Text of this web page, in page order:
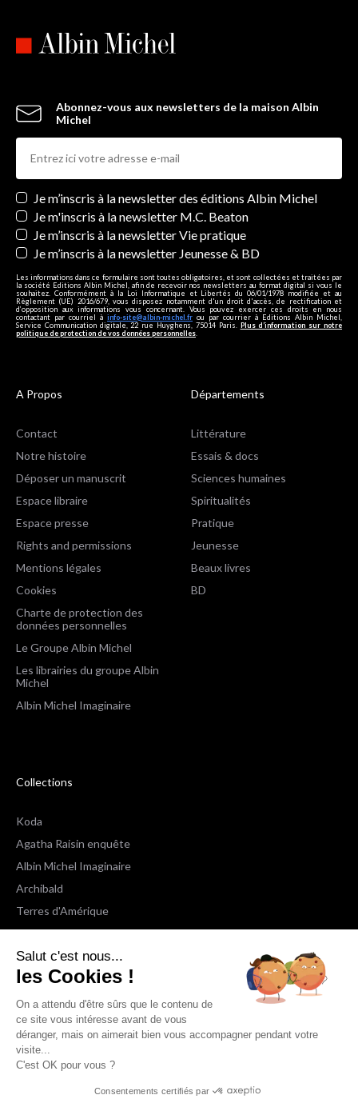
Salut c'est nous...
les Cookies !
On a attendu d'être sûrs que le contenu de
ce site vous intéresse avant de vous
déranger, mais on aimerait bien vous accompagner pendant votre
visite...
C'est OK pour vous ?
Consentements certifiés par
Abonnez-vous aux newsletters de la maison Albin
Michel
Newsletters
Je m’inscris à la newsletter des éditions Albin Michel
Je m'inscris à la newsletter M.C. Beaton
Je m’inscris à la newsletter Vie pratique
Je m’inscris à la newsletter Jeunesse & BD
Les informations dans ce formulaire sont toutes obligatoires, et sont collectées et traitées par
la société Editions Albin Michel, afin de recevoir nos newsletters au format digital si vous le
souhaitez. Conformément à la Loi Informatique et Libertés du 06/01/1978 modifiée et au
Règlement (UE) 2016/679, vous disposez notamment d'un droit d'accès, de rectification et
d’opposition aux informations vous concernant. Vous pouvez exercer ces droits en nous
contactant par courriel à info-site@albin-michel.fr ou par courrier à Editions Albin Michel,
Service Communication digitale, 22 rue Huyghens, 75014 Paris. Plus d’information sur notre
politique de protection de vos données personnelles.
A Propos
Contact
Notre histoire
Déposer un manuscrit
Espace libraire
Espace presse
Rights and permissions
Mentions légales
Cookies
Charte de protection des
données personnelles
Le Groupe Albin Michel
Les librairies du groupe Albin
Michel
Albin Michel Imaginaire
Départements
Littérature
Essais & docs
Sciences humaines
Spiritualités
Pratique
Jeunesse
Beaux livres
BD
Collections
Koda
Agatha Raisin enquête
Albin Michel Imaginaire
Archibald
Terres d'Amérique
Espaces Libres Poche
NOX
Wiz
Voir toutes les collections
Nous suivre